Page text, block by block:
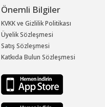
Önemli Bilgiler
KVKK ve Gizlilik Politikası
Üyelik Sözleşmesi
Satış Sözleşmesi
Katkıda Bulun Sözleşmesi